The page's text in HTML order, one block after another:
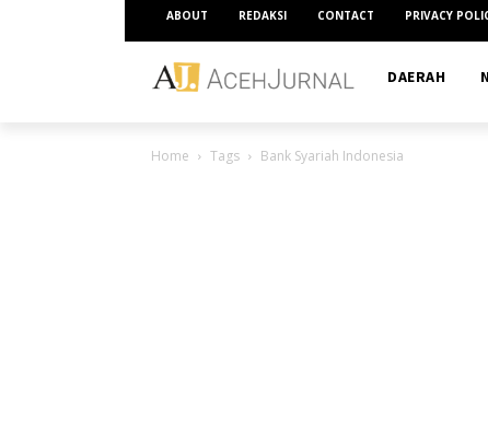
ABOUT REDAKSI CONTACT PRIVACY
DAERAH
Home Tags Bank Syariah Indonesia